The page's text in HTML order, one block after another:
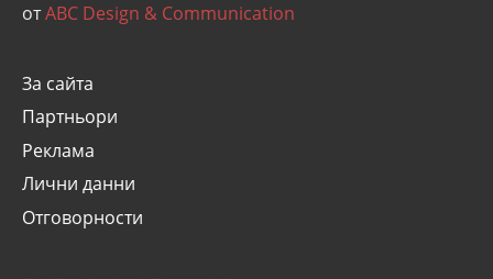
отABC Design & Communication
За сайта
Партньори
Реклама
Лични данни
Отговорности